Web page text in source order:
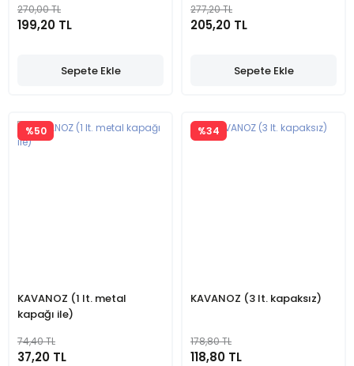
270,00 TL
199,20 TL
Sepete Ekle
277,20 TL
205,20 TL
Sepete Ekle
KAVANOZ (1 lt. metal
kapağı ile)
%50
74,40 TL
37,20 TL
KAVANOZ (3 lt. kapaksız)
%34
178,80 TL
118,80 TL